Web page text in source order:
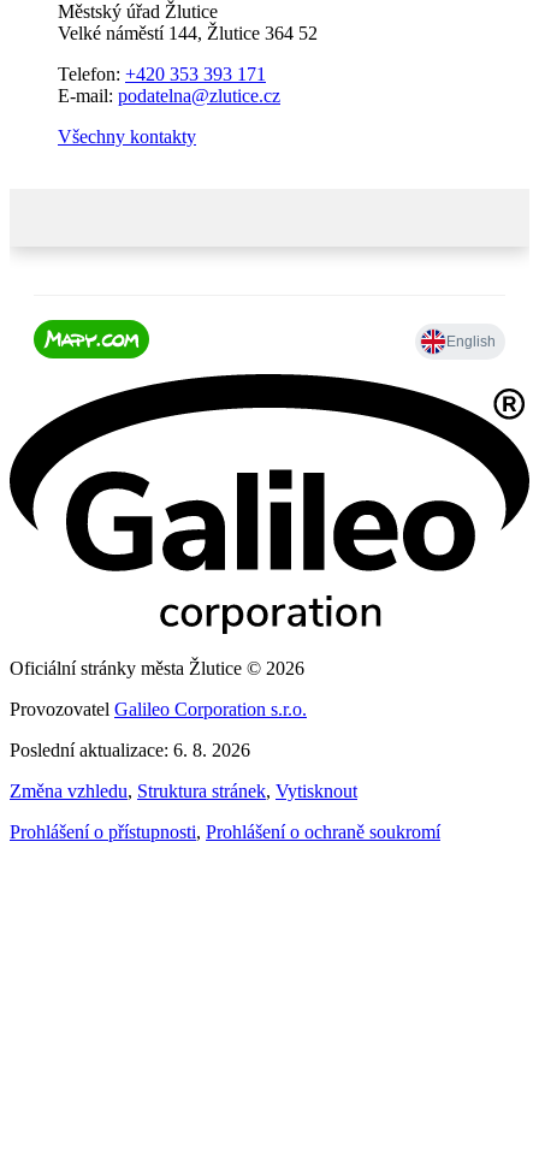
Městský úřad Žlutice
Velké náměstí 144, Žlutice 364 52
Telefon: +420 353 393 171
E-mail: podatelna@zlutice.cz
Všechny kontakty
Oficiální stránky města Žlutice © 2026
Provozovatel Galileo Corporation s.r.o.
Poslední aktualizace: 6. 8. 2026
Změna vzhledu, Struktura stránek, Vytisknout
Prohlášení o přístupnosti, Prohlášení o ochraně soukromí